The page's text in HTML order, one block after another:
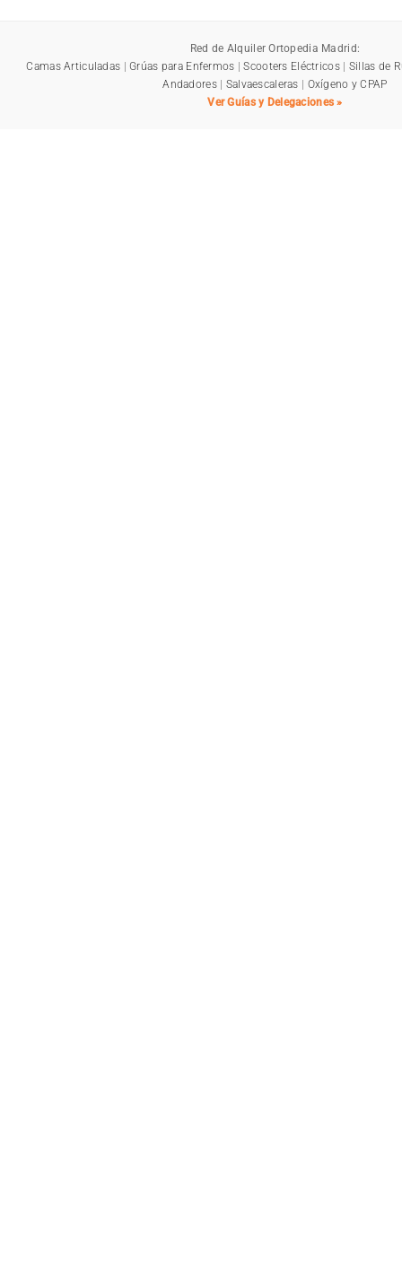
Red de Alquiler Ortopedia Madrid:
Camas Articuladas |Grúas para Enfermos |Scooters Eléctricos| Sillas de
Andadores| Salvaescaleras | Oxígeno y CPAP
Ver Guías y Delegaciones »